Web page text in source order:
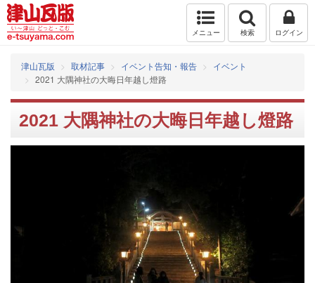
メニュー 検索 ログイン
津山瓦版 取材記事 イベント告知・報告
イベント
2021 大隅神社の大晦日年越し燈路
2021 大隅神社の大晦日年越し燈路